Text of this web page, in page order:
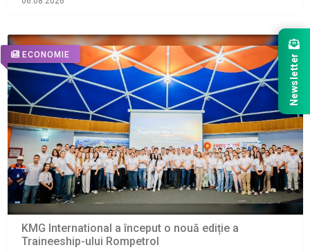
de astăzi cu barjele
ECONOMIE
KMG International a început o nouă ediție a
Traineeship-ului Rompetrol
Newsletter